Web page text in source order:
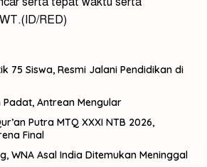
RED)
75 Siswa, Resmi Jalani Pendidikan di
Antrean Mengular
Putra MTQ XXXI NTB 2026,
Final
WNA Asal India Ditemukan Meninggal